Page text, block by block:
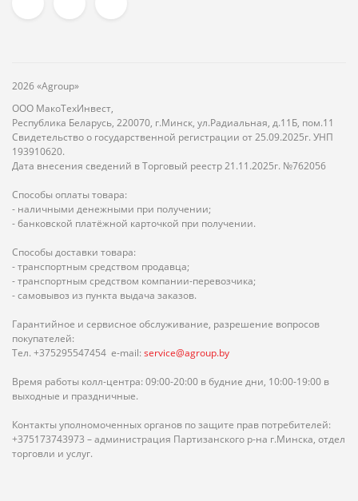
2026 «Agroup»
ООО МакоТехИнвест,
Республика Беларусь, 220070, г.Минск, ул.Радиальная, д.11Б, пом.11
Свидетельство о государственной регистрации от 25.09.2025г. УНП
193910620.
Дата внесения сведений в Торговый реестр 21.11.2025г. №762056
Способы оплаты товара:
- наличными денежными при получении;
- банковской платёжной карточкой при получении.
Способы доставки товара:
- транспортным средством продавца;
- транспортным средством компании-перевозчика;
- самовывоз из пункта выдача заказов.
Гарантийное и сервисное обслуживание, разрешение вопросов
покупателей:
Тел. +375295547454 e-mail: service@agroup.by
Время работы колл-центра: 09:00-20:00 в будние дни, 10:00-19:00 в
выходные и праздничные.
Контакты уполномоченных органов по защите прав потребителей:
+375173743973 – администрация Партизанского р-на г.Минска, отдел
торговли и услуг.